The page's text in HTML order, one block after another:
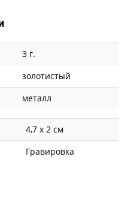
3 г.
золотистый
металл
4,7 х 2 см
Гравировка